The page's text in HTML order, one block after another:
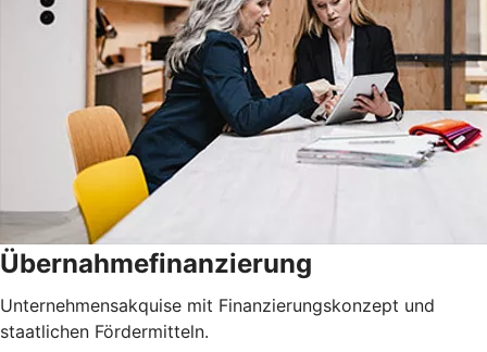
Übernahmefinanzierung
Unternehmensakquise mit Finanzierungskonzept und
staatlichen Fördermitteln.